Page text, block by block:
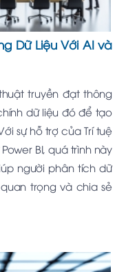
Dữ Liệu Với AI và
truyền đạt thông
dữ liệu đó để tạo
sự hỗ trợ của Trí tuệ
BI, quá trình này
người phân tích dữ
trọng và chia sẻ